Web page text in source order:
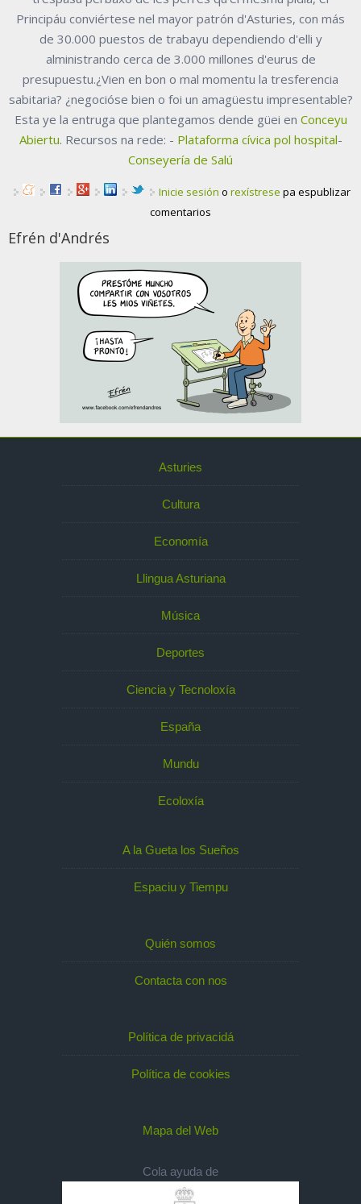
Principáu conviértese nel mayor patrón d'Asturies, con más
de 30.000 puestos de trabayu dependiendo d'elli y
alministrando cerca de 3.000 millones d'eurus de
presupuestu.¿Vien en bon o mal momentu la tresferencia
sabitaria? ¿negocióse bien o foi un amagüestu impresentable?
Esta ye la entruga que plantegamos dende güei en Conceyu
Abiertu. Recursos na rede: - Plataforma cívica pol hospital-
Conseyería de Salú
Inicie sesión o rexístrese pa espublizar
comentarios
Efrén d'Andrés
Asturies
Cultura
Economía
Llingua Asturiana
Música
Deportes
Ciencia y Tecnoloxía
España
Mundu
Ecoloxía
A la Gueta los Sueños
Espaciu y Tiempu
Quién somos
Contacta con nos
Política de privacidá
Política de cookies
Mapa del Web
Cola ayuda de